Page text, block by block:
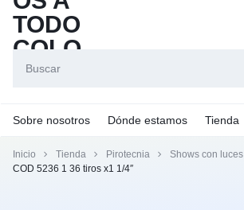
Sobre nosotros Dónde estamos Tienda
Inicio Tienda Pirotecnia
Shows con luces
COD 5236 1 36 tiros x1 1/4″